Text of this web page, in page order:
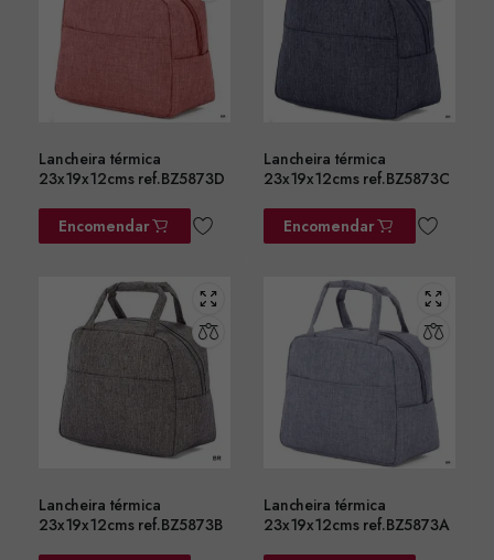
Lancheira térmica
23x19x12cms ref.BZ5873D
Encomendar
Lancheira térmica
23x19x12cms ref.BZ5873C
Encomendar
Lancheira térmica
23x19x12cms ref.BZ5873B
Lancheira térmica
23x19x12cms ref.BZ5873A